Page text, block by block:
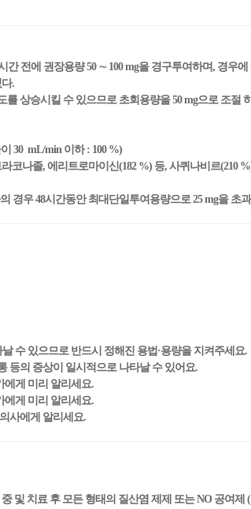
간 전에 권장용량 50 ∼ 100 mg을 경구투여하며, 경우
.
를 상승시킬 수 있으므로 초회용량을 50 mg으로 조절
30 mL/min 이하 : 100 %)
코나졸, 에리트로마이신(182 %) 등, 사퀴나비르(210
경우 48시간동안 최대단일투여용량으로 25 mg을 초
수 있으므로 반드시 정해진 용법·용량을 지켜주세요.
등의 증상이 일시적으로 나타날 수 있어요.
에게 미리 알리세요.
에게 미리 알리세요.
사에게 알리세요.
및 치료 후 모든 형태의 질산염 제제 또는 NO 공여